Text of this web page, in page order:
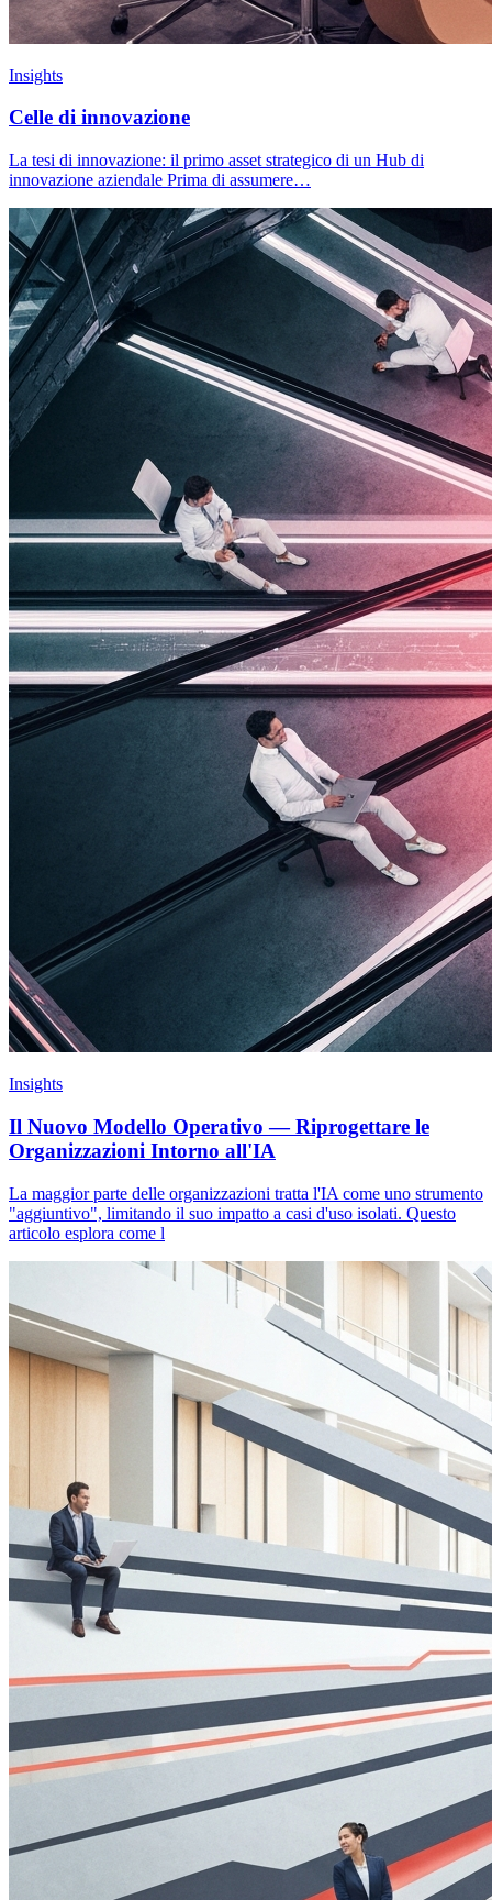
Insights
Celle di innovazione
La tesi di innovazione: il primo asset strategico di un Hub di
innovazione aziendale Prima di assumere…
Insights
Il Nuovo Modello Operativo — Riprogettare le
Organizzazioni Intorno all'IA
La maggior parte delle organizzazioni tratta l'IA come uno strumento
"aggiuntivo", limitando il suo impatto a casi d'uso isolati. Questo
articolo esplora come l